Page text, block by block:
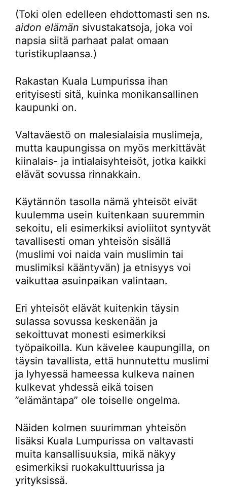
(Toki olen edelleen ehdottomasti sen ns.
aidon elämän sivustakatsoja, joka voi
napsia siitä parhaat palat omaan
turistikuplaansa.)
Rakastan Kuala Lumpurissa ihan
erityisesti sitä, kuinka monikansallinen
kaupunki on.
Valtaväestö on malesialaisia muslimeja,
mutta kaupungissa on myös merkittävät
kiinalais- ja intialaisyhteisöt, jotka kaikki
elävät sovussa rinnakkain.
Käytännön tasolla nämä yhteisöt eivät
kuulemma usein kuitenkaan suuremmin
sekoitu, eli esimerkiksi avioliitot syntyvät
tavallisesti oman yhteisön sisällä
(muslimi voi naida vain muslimin tai
muslimiksi kääntyvän) ja etnisyys voi
vaikuttaa asuinpaikan valintaan.
Eri yhteisöt elävät kuitenkin täysin
sulassa sovussa keskenään ja
sekoittuvat monesti esimerkiksi
työpaikoilla. Kun kävelee kaupungilla, on
täysin tavallista, että hunnutettu muslimi
ja lyhyessä hameessa kulkeva nainen
kulkevat yhdessä eikä toisen
”elämäntapa” ole toiselle ongelma.
Näiden kolmen suurimman yhteisön
lisäksi Kuala Lumpurissa on valtavasti
muita kansallisuuksia, mikä näkyy
esimerkiksi ruokakulttuurissa ja
yrityksissä.